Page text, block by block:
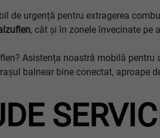
de urgență pentru extragerea
, cât și în zonele învecinate pe
Asistența noastră mobilă
balnear bine conectat, aproape